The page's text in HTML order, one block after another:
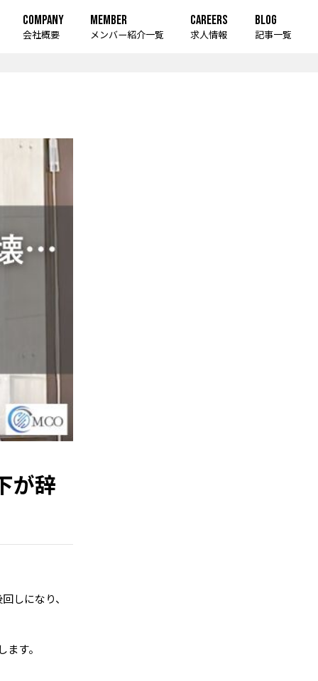
COMPANY
会社概要
MEMBER
メンバー紹介一覧
CAREERS
求人情報
BLOG
記事一覧
が辞
しになり、
す。